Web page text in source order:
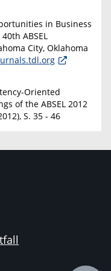
in Business
ABSEL
City, Oklahoma
Oriented
of the ABSEL 2012
S. 35 - 46